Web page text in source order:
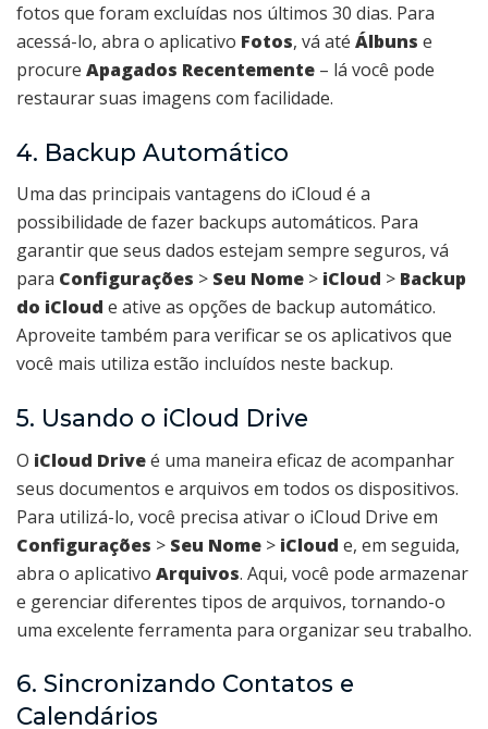
fotos que foram excluídas nos últimos 30 dias. Para
acessá-lo, abra o aplicativo Fotos, vá até Álbuns e
procure Apagados Recentemente – lá você pode
restaurar suas imagens com facilidade.
4. Backup Automático
Uma das principais vantagens do iCloud é a
possibilidade de fazer backups automáticos. Para
garantir que seus dados estejam sempre seguros, vá
para Configurações > Seu Nome > iCloud > Backup
do iCloud e ative as opções de backup automático.
Aproveite também para verificar se os aplicativos que
você mais utiliza estão incluídos neste backup.
5. Usando o iCloud Drive
O iCloud Driveé uma maneira eficaz de acompanhar
seus documentos e arquivos em todos os dispositivos.
Para utilizá-lo, você precisa ativar o iCloud Drive em
Configurações > Seu Nome > iCloud e, em seguida,
abra o aplicativo Arquivos. Aqui, você pode armazenar
e gerenciar diferentes tipos de arquivos, tornando-o
uma excelente ferramenta para organizar seu trabalho.
6. Sincronizando Contatos e
Calendários